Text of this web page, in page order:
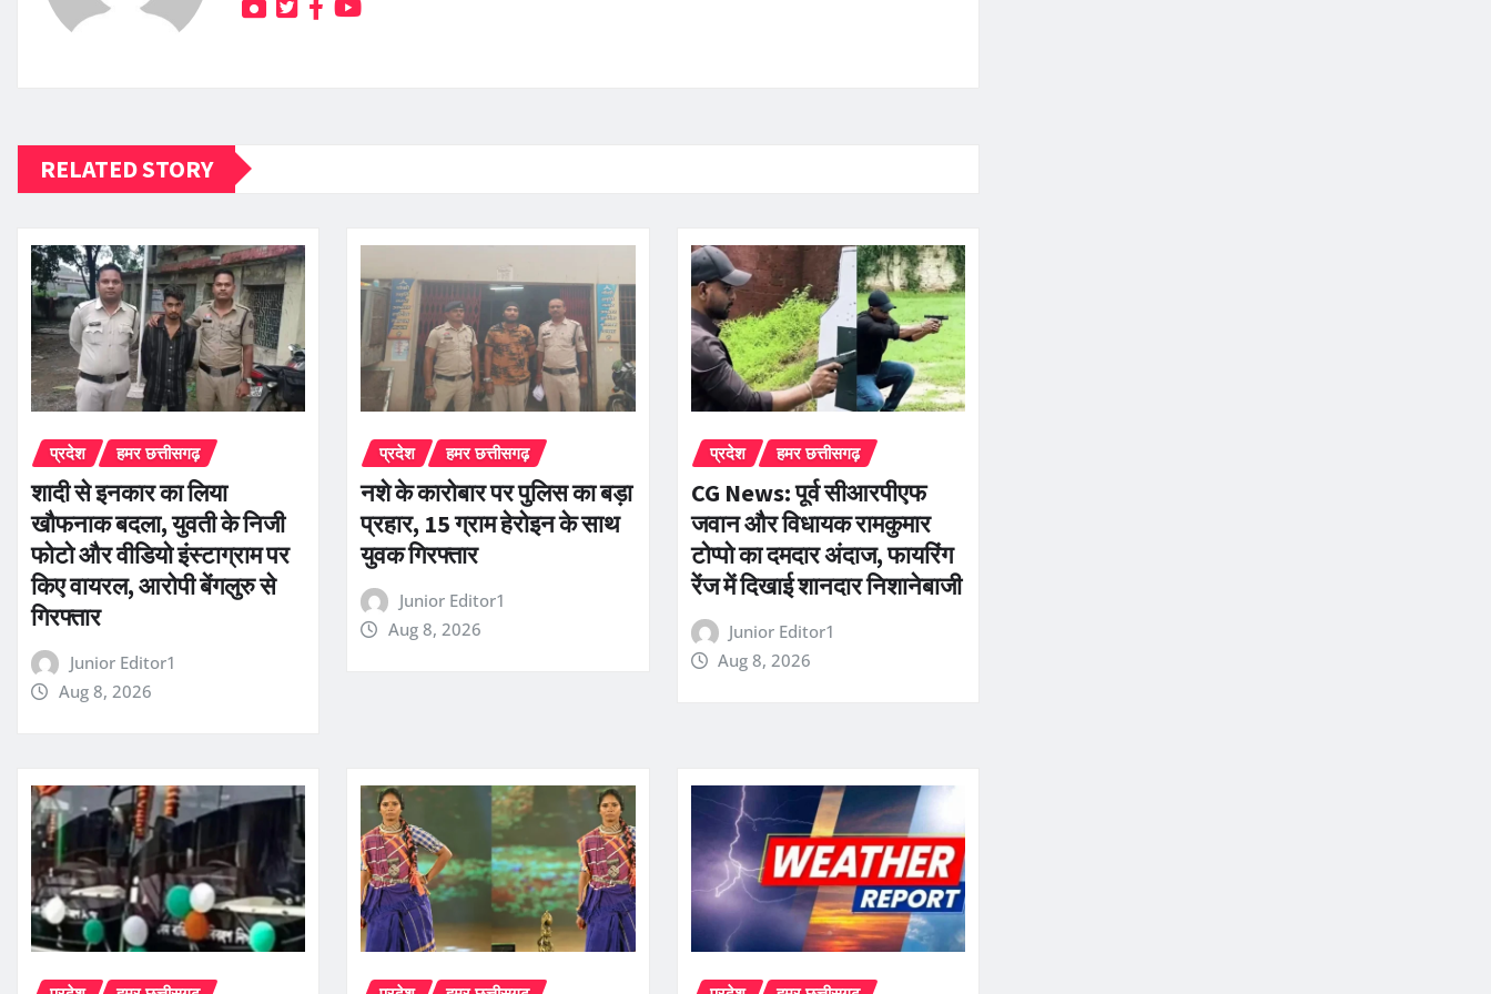
RELATED STORY
प्रदेश हमर छत्तीसगढ़
शादी से इनकार का लिया
खौफनाक बदला, युवती के निजी
फोटो और वीडियो इंस्टाग्राम पर
किए वायरल, आरोपी बेंगलुरु से
गिरफ्तार
Junior Editor1
Aug 8, 2026
प्रदेश हमर छत्तीसगढ़
नशे के कारोबार पर पुलिस का बड़ा
प्रहार, 15 ग्राम हेरोइन के साथ
युवक गिरफ्तार
Junior Editor1
Aug 8, 2026
प्रदेश हमर छत्तीसगढ़
CG News: पूर्व सीआरपीएफ
जवान और विधायक रामकुमार
टोप्पो का दमदार अंदाज, फायरिंग
रेंज में दिखाई शानदार निशानेबाजी
Junior Editor1
Aug 8, 2026